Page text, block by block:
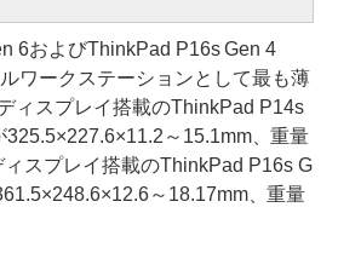
6およびThinkPad P16s Gen 4
ワークステーションとして最も薄
ィスプレイ搭載のThinkPad P14s
～15.1mm、重量
スプレイ搭載のThinkPad P16s G
～18.17mm、重量